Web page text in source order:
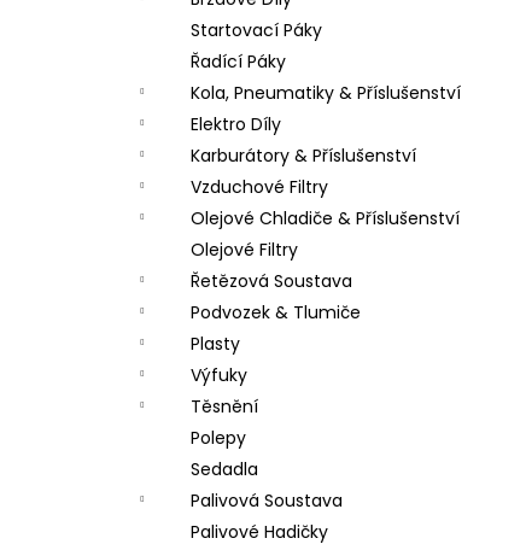
Startovací Páky
Řadící Páky
Kola, Pneumatiky & Příslušenství
Elektro Díly
Karburátory & Příslušenství
Vzduchové Filtry
Olejové Chladiče & Příslušenství
Olejové Filtry
Řetězová Soustava
Podvozek & Tlumiče
Plasty
Výfuky
Těsnění
Polepy
Sedadla
Palivová Soustava
Palivové Hadičky
PITBIKE SPOJKOVÉ LANKO 94CM, VÝSUV
6CM STOMP, DEMONX ,WPB
180 Kč